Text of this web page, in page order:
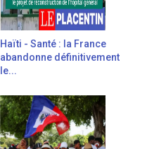
Haïti - Santé : la France
abandonne définitivement
le...